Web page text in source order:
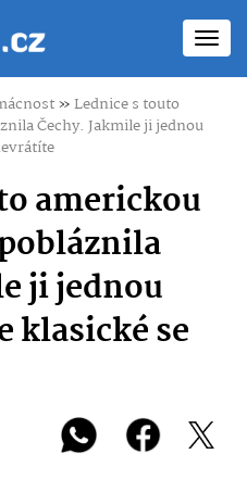
»Lednice s touto
Čechy. Jakmile ji jednou
americkou
ji jednou
klasické se